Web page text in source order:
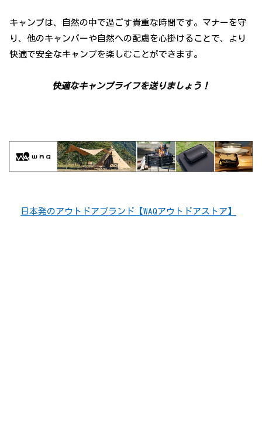
キャンプは、自然の中で過ごす貴重な時間です。マナーを守
り、他のキャンパーや自然への配慮を心掛けることで、より
快適で安全なキャンプを楽しむことができます。
快適なキャンプライフを送りましょう！
日本発のアウトドアブランド【WAQアウトドアストア】